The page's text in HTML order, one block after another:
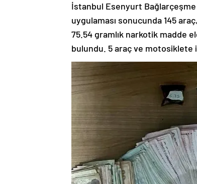
İstanbul Esenyurt
uygulaması sonucunda 145
75.54 gramlık narkotik madde
bulundu. 5 araç ve motosiklete